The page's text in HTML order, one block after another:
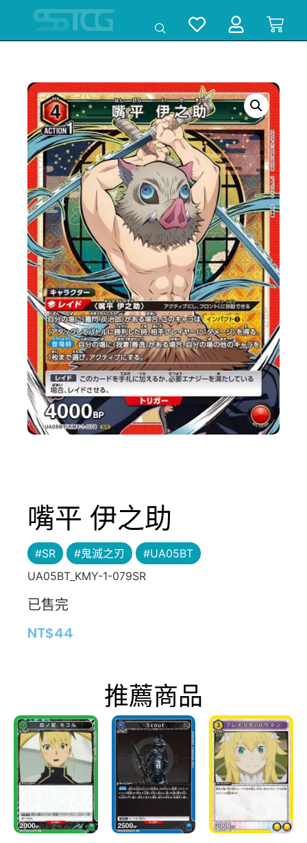
嘴平 伊之助
#SR #鬼滅之刃
#UA05BT
UA05BT_KMY-1-079SR
已售完
NT$44
推薦商品